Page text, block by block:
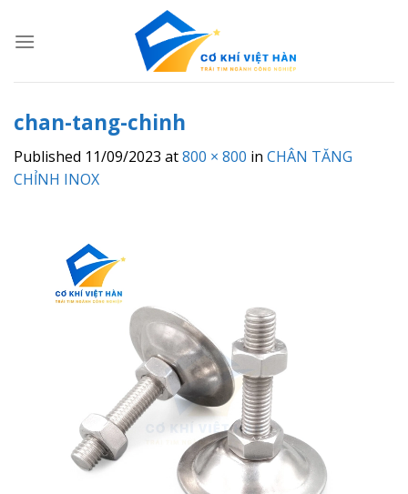
chan-tang-chinh
Published 11/09/2023 at800 × 800 in CHÂN TĂNG
CHỈNH INOX